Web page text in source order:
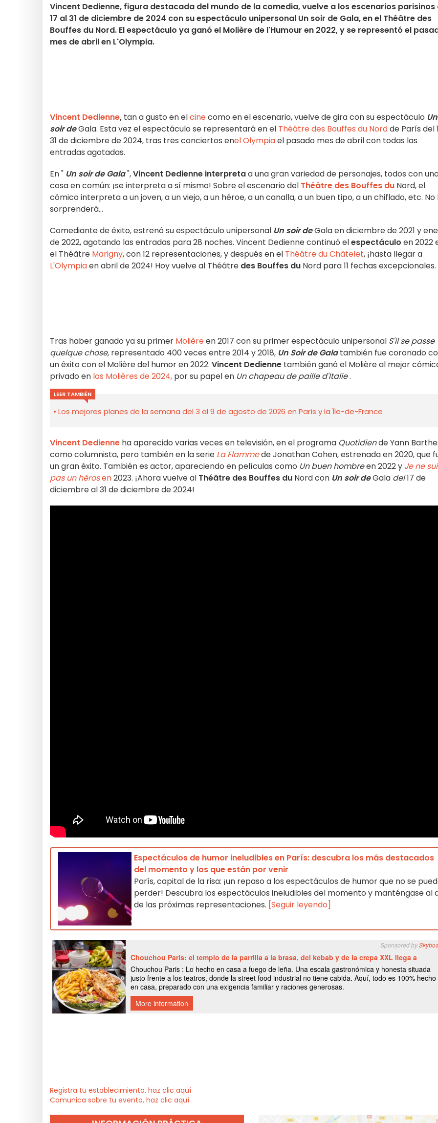
Vincent Dedienne, figura destacada del mundo de la comedia, vuelve a los escenarios parisinos
17 al 31 de diciembre de 2024 con su espectáculo unipersonal Un soir de Gala, en el Théâtre des
Bouffes du Nord. El espectáculo ya ganó el Molière de l'Humour en 2022, y se representó el
mes de abril en L'Olympia.
Vincent Dedienne, tan a gusto en elcinecomo en el escenario, vuelve de gira con su espectáculo Un
soir deGala. Esta vez el espectáculo se representará en el Théâtre des Bouffes du Nordde París del
31 de diciembre de 2024, tras tres conciertos enel Olympiael pasado mes de abril con todas las
entradas agotadas.
En " Un soir de Gala",Vincent Dedienne interpretaa una gran variedad de personajes, todos con
cosa en común: ¡se interpreta a sí mismo! Sobre el escenario del Théâtre des Bouffes du Nord, el
cómico interpreta a un joven, a un viejo, a un héroe, a un canalla, a un buen tipo, a un chiflado, etc. No
sorprenderá...
Comediante de éxito, estrenó su espectáculo unipersonal Un soir deGala en diciembre de 2021 y
de 2022, agotando las entradas para 28 noches. Vincent Dedienne continuó elespectáculo en 2022
el Théâtre Marigny, con 12 representaciones, y después en el Théâtre du Châtelet, ¡hasta llegar a
L'Olympiaen abril de 2024! Hoy vuelve al Théâtre des Bouffes du Nord para 11 fechas excepcionales.
Tras haber ganado ya su primer Molièreen 2017 con su primer espectáculo unipersonal S'il se passe
quelque chose, representado 400 veces entre 2014 y 2018, Un Soir de Galatambién fue coronado
un éxito con el Molière del humor en 2022. Vincent Dedienne también ganó el Molière al mejor
privado en los Molières de 2024, por su papel en Un chapeau de paille d'Italie.
LEER TAMBIÉN
Los mejores planes de la semana del 3 al 9 de agosto de 2026 en París y la Île-de-France
Vincent Dedienne ha aparecido varias veces en televisión, en el programa Quotidiende Yann
como columnista, pero también en la serie La Flammede Jonathan Cohen, estrenada en 2020, que
un gran éxito. También es actor, apareciendo en películas como Un buen hombreen 2022 y Je ne
pas un hérosen2023. ¡Ahora vuelve al Théâtre des Bouffes du Nord con Un soir deGala del17 de
diciembre al 31 de diciembre de 2024!
Espectáculos de humor ineludibles en París: descubra los más destacados
del momento y los que están por venir
París, capital de la risa: ¡un repaso a los espectáculos de humor que no se
perder! Descubra los espectáculos ineludibles del momento y manténgase al
de las próximas representaciones. [Seguir leyendo]
Registra tu establecimiento, haz clic aquí
Comunica sobre tu evento, haz clic aquí